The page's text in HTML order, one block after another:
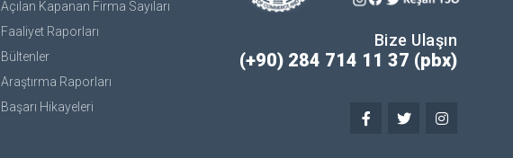
Açılan Kapanan Firma Sayıları
Faaliyet Raporları
Bültenler
Araştırma Raporları
Başarı Hikayeleri
Bize Ulaşın
(+90) 284 714 11 37 (pbx)